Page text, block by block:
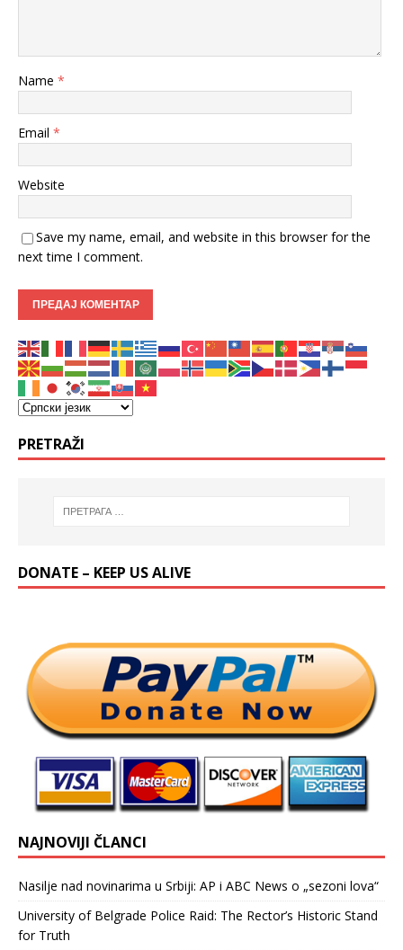
Name *
Email *
Website
Save my name, email, and website in this browser for the
next time I comment.
PRETRAŽI
DONATE – KEEP US ALIVE
NAJNOVIJI ČLANCI
Nasilje nad novinarima u Srbiji: AP i ABC News o „sezoni lova“
University of Belgrade Police Raid: The Rector’s Historic Stand
for Truth